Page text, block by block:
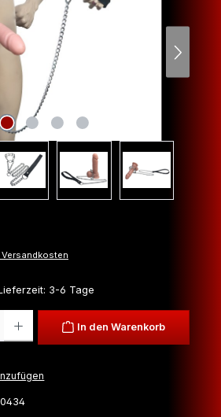
Versandkosten
3-6 Tage
In den Warenkorb